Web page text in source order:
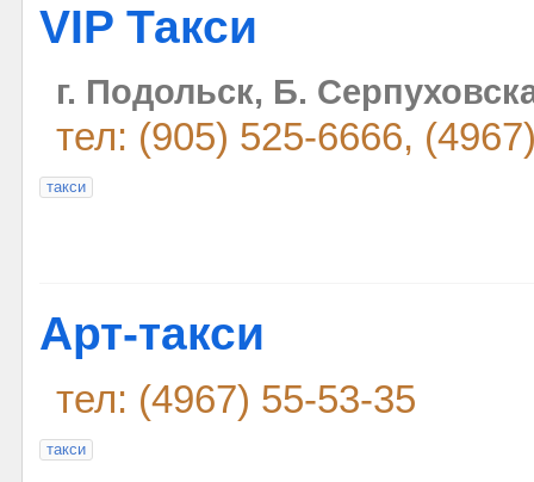
VIP Такси
г. Подольск, Б.
тел: (905) 525-6666,
такси
Арт-такси
тел: (4967) 55-53-35
такси